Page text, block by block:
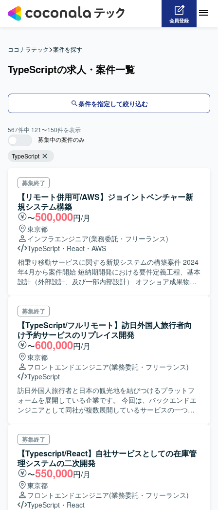
会員登録
ココナラテック>案件を探す
TypeScriptの求人・案件一覧
条件を指定して絞り込む
567件中 121〜150件を表示
募集中の案件のみ
TypeScript
募集終了
【リモート併用可/AWS】ジョイントベンチャー新
規システム構築
〜500,000円/月
東京都
インフラエンジニア(業務委託・フリーランス)
TypeScript ・ React ・ AWS
相乗り移動サービスに関する新規システムの構築案件 2024
年4月から案件開始 短納期開発における要件定義工程、基本
設計（外部設計、及び一部内部設計） オフショア成果物受
ステム構成としてはAWSでマネージドサービスを活用 オン
ライン画面はReactを利用予定。 2名の募集となりますが、
内訳は下記の通り 1名：要件定義、基本設計等の上流寄り 1
名：基本設計などの対応はするもののオフショア成果物の
ソースレビューなども担当する下流寄り
募集終了
【TypeScript/フルリモート】訪日外国人旅行者向
け予約サービスのリプレイス開発
〜600,000円/月
東京都
フロントエンドエンジニア(業務委託・フリーランス)
TypeScript
訪日外国人旅行者と日本の観光地を結びつけるプラットフ
ォームを展開している企業です。 今回は、バックエンドエ
ンジニアとして同社が複数展開しているサービスの一つ、
を行って頂きます。(Scalaで書かれていたものをフェーズ1
が終わり9月からフェーズ2となります。)
募集終了
【Typescript/React】自社サービスとしての在庫管
理システムの二次開発
〜550,000円/月
東京都
フロントエンドエンジニア(業務委託・フリーランス)
TypeScript ・ React